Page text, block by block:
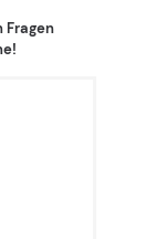
Fragen